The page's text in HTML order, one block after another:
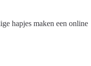
hapjes maken een online